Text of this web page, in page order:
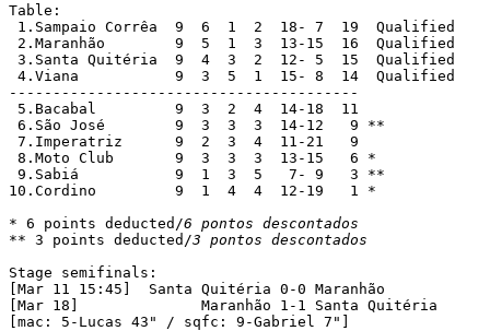
Table:
1.Sampaio Corrêa  9  6  1  2  18- 7  19  Qualified
2.Maranhão	   9  5  1  3  13-15  16  Qualified
3.Santa Quitéria  9  4  3  2  12- 5  15  Qualified
4.Viana	   9  3  5  1  15- 8  14  Qualified
----------------------------------------
5.Bacabal  	   9  3  2  4  14-18  11
6.São José	   9  3  3  3  14-12   9 **
7.Imperatriz	   9  2  3  4  11-21   9
8.Moto Club	   9  3  3  3  13-15   6 *
9.Sabiá	   9  1  3  5   7- 9   3 **
10.Cordino	   9  1  4  4  12-19   1 *
* 6 points deducted/6 pontos descontados
** 3 points deducted/3 pontos descontados
Stage semifinals:
[Mar 11 15:45]	Santa Quitéria 0-0 Maranhão 	        – Rodrigão
[Mar 18]	      Maranhão 1-1 Santa Quitéria 	– Nhozinho Santos
[mac: 5-Lucas 43" / sqfc: 9-Gabriel 7"]